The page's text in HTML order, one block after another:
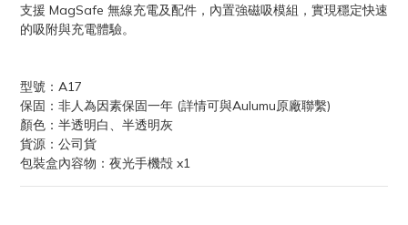
支援 MagSafe 無線充電及配件，內置強磁吸模組，實現穩定快速
的吸附與充電體驗。
型號：A17
保固：非人為因素保固一年 (詳情可與Aulumu原廠聯繫)
顏色：半透明白、半透明灰
貨源：公司貨
包裝盒內容物：夜光手機殻 x1